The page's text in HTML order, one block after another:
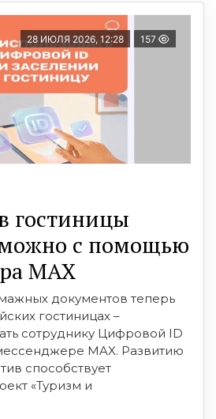
28 ИЮЛЯ 2026, 12:28 157
гостиницы
с помощью
MAX
документов теперь
гостиницах –
сотруднику Цифровой ID
MAX. Развитию
способствует
«Туризм и